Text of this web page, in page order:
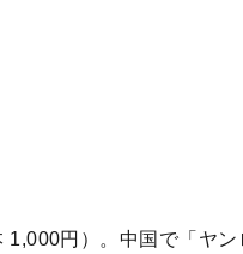
1,000円）。中国で「ヤ